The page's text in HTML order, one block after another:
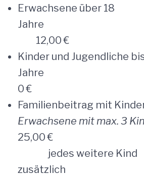
Erwachsene über 18
Jahre
12,00 €
Kinder und Jugendliche
Jahre
0 €
Familienbeitrag mit
Erwachsene mit max. 3
25,00 €
jedes weitere Kind
zusätzlich